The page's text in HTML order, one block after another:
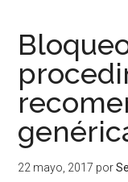
22 mayo, 2017 por